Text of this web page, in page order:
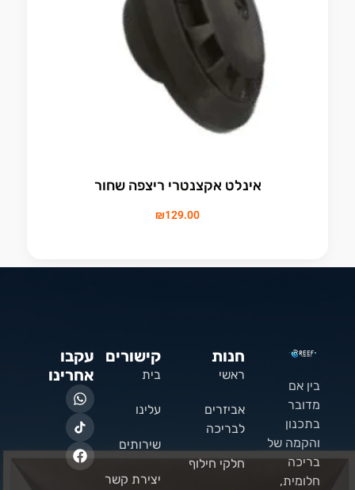
אינלט אקצנטרי ריצפה שחור
₪129.00
בין אם
מדובר
בתכנון
והקמה של
בריכה
חלומית,
חנות
ראשי
אביזרים
לבריכה
חלקי חילוף
קישורים
בית
עלינו
שירותים
יצירת קשר
עקבו
אחרינו